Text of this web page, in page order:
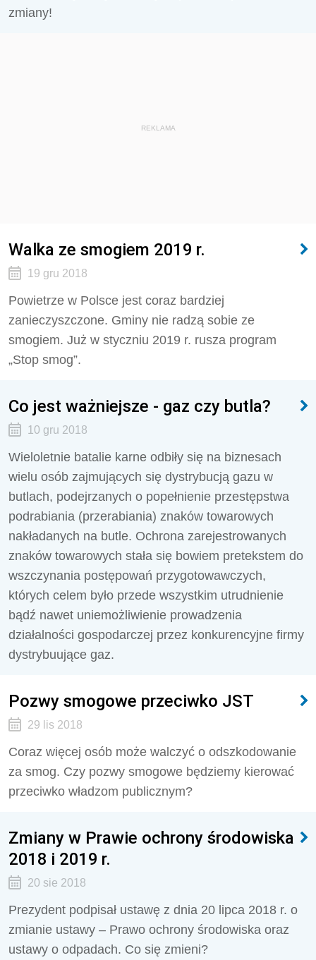
zmiany!
REKLAMA
Walka ze smogiem 2019 r.
19 gru 2018
Powietrze w Polsce jest coraz bardziej
zanieczyszczone. Gminy nie radzą sobie ze
smogiem. Już w styczniu 2019 r. rusza program
„Stop smog”.
Co jest ważniejsze - gaz czy butla?
10 gru 2018
Wieloletnie batalie karne odbiły się na biznesach
wielu osób zajmujących się dystrybucją gazu w
butlach, podejrzanych o popełnienie przestępstwa
podrabiania (przerabiania) znaków towarowych
nakładanych na butle. Ochrona zarejestrowanych
znaków towarowych stała się bowiem pretekstem do
wszczynania postępowań przygotowawczych,
których celem było przede wszystkim utrudnienie
bądź nawet uniemożliwienie prowadzenia
działalności gospodarczej przez konkurencyjne firmy
dystrybuujące gaz.
Pozwy smogowe przeciwko JST
29 lis 2018
Coraz więcej osób może walczyć o odszkodowanie
za smog. Czy pozwy smogowe będziemy kierować
przeciwko władzom publicznym?
Zmiany w Prawie ochrony środowiska
2018 i 2019 r.
20 sie 2018
Prezydent podpisał ustawę z dnia 20 lipca 2018 r. o
zmianie ustawy – Prawo ochrony środowiska oraz
ustawy o odpadach. Co się zmieni?